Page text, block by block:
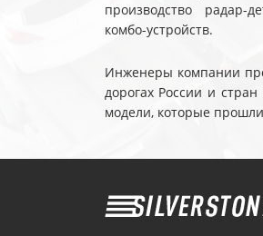
производство радар-
комбо-устройств.
Инженеры компании
дорогах России и
модели, которые